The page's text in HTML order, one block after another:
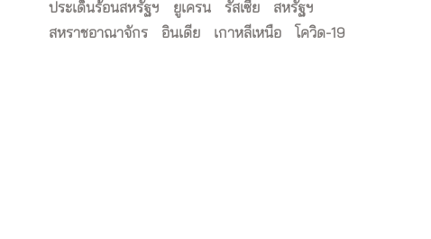
ประเด็นร้อนสหรัฐฯ
ยูเครน รัสเซีย
สหรัฐฯ
สหราชอาณาจักร
อินเดีย เกาหลีเหนือ โควิด-19